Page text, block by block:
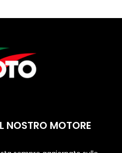
NOSTRO MOTORE